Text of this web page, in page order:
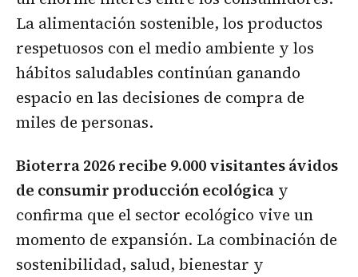
La alimentación sostenible, los productos
respetuosos con el medio ambiente y los
hábitos saludables continúan ganando
espacio en las decisiones de compra de
miles de personas.
Bioterra 2026 recibe 9.000 visitantes ávidos
de consumir producción ecológica y
confirma que el sector ecológico vive un
momento de expansión. La combinación de
sostenibilidad, salud, bienestar y